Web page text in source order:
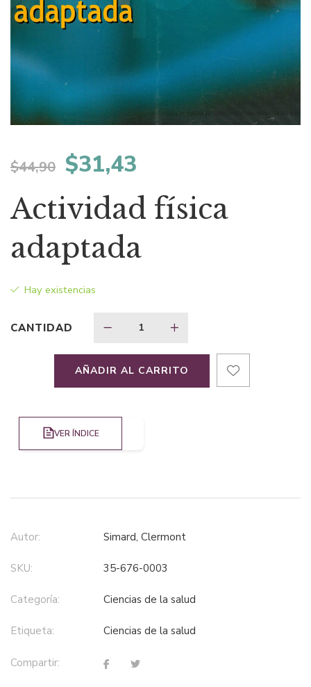
$44,90 El
precio
original
era:
$44,90.
$31,43
precio
es:
Actividad física
adaptada
Hay existencias
CANTIDAD
AÑADIR AL CARRITO
VER ÍNDICE
Autor: Simard, Clermont
SKU: 35-676-0003
Categoría: ciencias de la salud
Etiqueta: ciencias de la salud
Compartir: